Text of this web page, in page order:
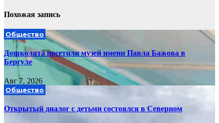
Похожая запись
Общество
Дошколята посетили музей имени Павла Бажова в
Бергуле
Авг 7, 2026
Общество
Открытый диалог с детьми состоялся в Северном